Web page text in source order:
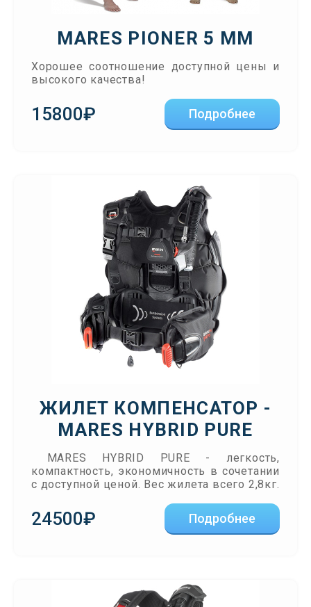
MARES PIONER 5 ММ
Хорошее соотношение доступной цены и
высокого качества!
15800₽ Подробнее
ЖИЛЕТ КОМПЕНСАТОР -
MARES HYBRID PURE
MARES HYBRID PURE - легкость,
компактность, экономичность в сочетании
с доступной ценой. Вес жилета всего 2,8кг.
24500₽ Подробнее